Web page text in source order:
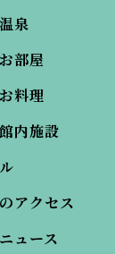
泉
部屋
料理
内施設
アクセス
ュース